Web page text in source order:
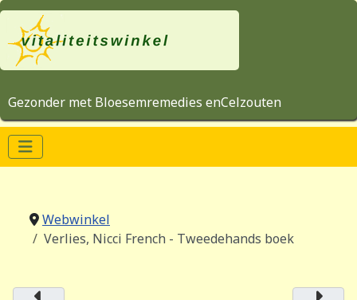
Gezonder met Bloesemremedies enCelzouten
Webwinkel
Verlies, Nicci French - Tweedehands boek